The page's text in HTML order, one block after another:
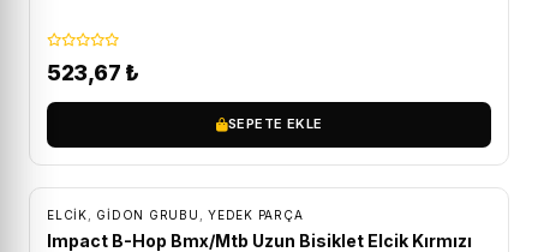
523,67 ₺
SEPETE EKLE
ELCIK GIDON GRUBU YEDEK PARÇA
Impact B-Hop Bmx/Mtb Uzun Bisiklet Elcik Kırmızı